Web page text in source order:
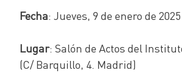
Fecha: Jueves, 9 de enero de 2025
Lugar: Salón de Actos del
(C/ Barquillo, 4. Madrid)